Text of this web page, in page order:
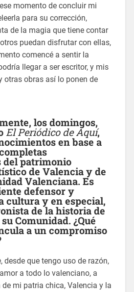
momento de concluir mi
para su corrección,
de la magia que tiene contar
puedan disfrutar con ellas,
comencé a sentir la
llegar a ser escritor, y mis
otras obras así lo ponen de
los domingos,
El Periódico de Aquí,
en base a
del patrimonio
de Valencia y de
Valenciana. Es
defensor y
cultura y en especial,
de la historia de
Comunidad. ¿Qué
a un compromiso
desde que tengo uso de razón,
a todo lo valenciano, a
mi patria chica, Valencia y la